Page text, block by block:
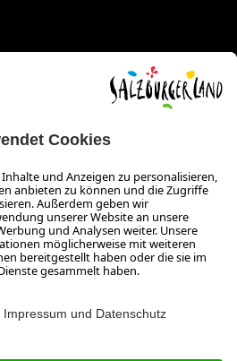
Anfrage!
Montag bis Donnerstag von 08:00
von 08:00 bis 17:00 Uhr zur
und Kongresslocations